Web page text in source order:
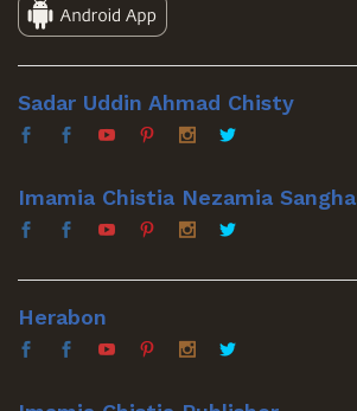
Sadar Uddin Ahmad Chisty
Imamia Chistia Nezamia Sangha
Herabon